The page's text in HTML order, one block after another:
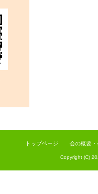
トップページ 会の概要・
Copyright (C)